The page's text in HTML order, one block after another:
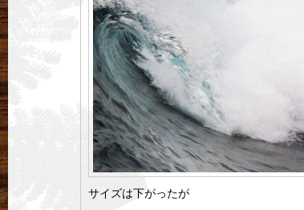
サイズは下がったが